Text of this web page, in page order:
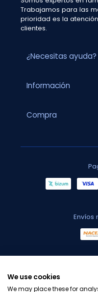
Trabajamos para las
prioridad es la
clientes.
¿Necesitas ayuda?
Información
Compra
Envíos
We use cookies
We may place these for